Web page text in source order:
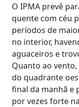
O IPMA prevê
quente com céu
períodos de
no interior,
aguaceiros e
Quanto ao
do quadrante
final da manhã e
por vezes forte